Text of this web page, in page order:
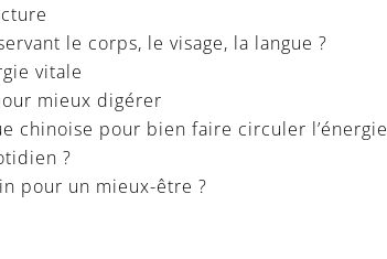
le corps, le visage, la langue ?
vitale
mieux digérer
chinoise pour bien faire circuler l’énergie
?
pour un mieux-être ?